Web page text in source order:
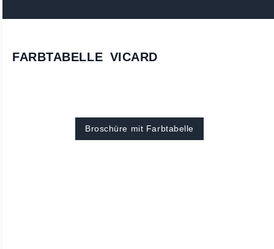
FARBTABELLE VICARD